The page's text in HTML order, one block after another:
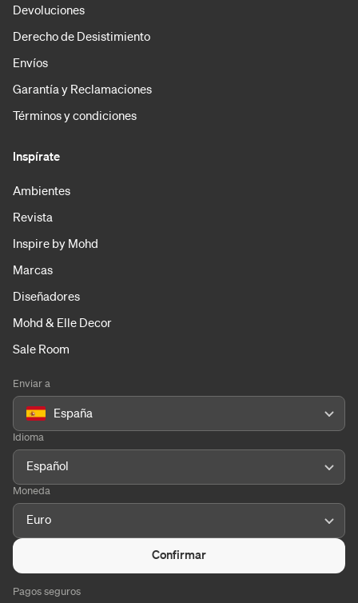
Devoluciones
Derecho de Desistimiento
Envíos
Garantía y Reclamaciones
Términos y condiciones
Inspírate
Ambientes
Revista
Inspire by Mohd
Marcas
Diseñadores
Mohd & Elle Decor
Sale Room
Enviar a
España
Idioma
Español
Moneda
Euro
Confirmar
Pagos seguros